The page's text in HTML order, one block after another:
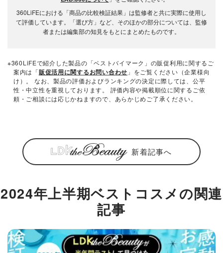
360LiFEにおける「商品の比較検証結果」は監修者と共に実際に使用し
て評価しています。「選び方」など、そのほかの部分については、監修
者または編集部の知見をもとにまとめたものです。
※360LiFEで紹介した製品の「ベストバイマーク」の販促利用に関するご
案内は「販促活用に関するお問い合わせ 」をご覧ください（企業様向
け）。 なお、製品の評価およびランキングの決定に際しては、公平
性・中立性を重視しております。 評価内容や掲載順位に関するご依
頼・ご相談には応じかねますので、あらかじめご了承ください。
新着記事へ
2024年上半期ベストコスメの関連
記事